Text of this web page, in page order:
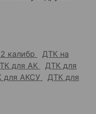
калибр
ДТК на
для АК
ДТК для
для АКСУ
ДТК для